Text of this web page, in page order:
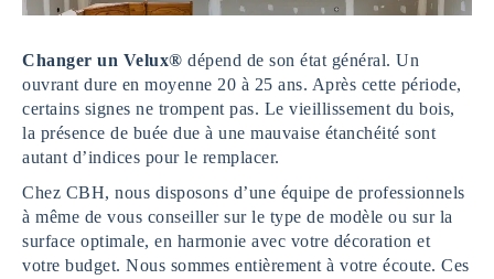
Changer un Velux® dépend de son état général. Un
ouvrant dure en moyenne 20 à 25 ans. Après cette période,
certains signes ne trompent pas. Le vieillissement du bois,
la présence de buée due à une mauvaise étanchéité sont
autant d’indices pour le remplacer.
Chez CBH, nous disposons d’une équipe de professionnels
à même de vous conseiller sur le type de modèle ou sur la
surface optimale, en harmonie avec votre décoration et
votre budget. Nous sommes entièrement à votre écoute. Ces